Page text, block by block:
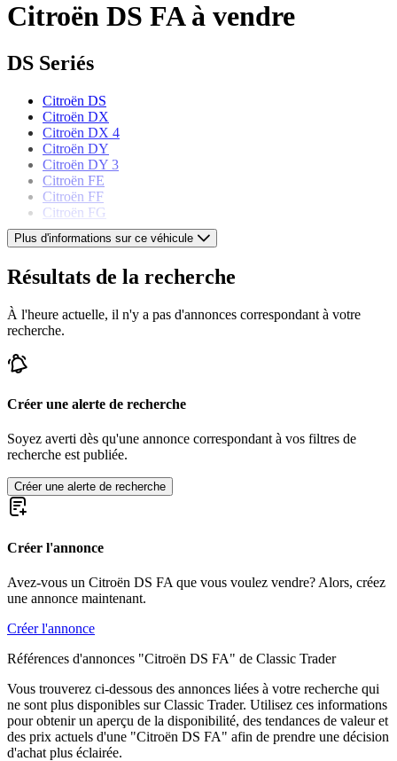
Citroën DS FA à vendre
DS Seriés
Citroën DS
Citroën DX
Citroën DX 4
Citroën DY
Citroën DY 3
Citroën FE
Citroën FF
Citroën FG
Citroën Modèles
Citroën 2 CV
Citroën AX
Citroën BX
Citroën Méhari
Citroën Traction Avant
Citroën Typ C
Citroën Type H
Plus d'informations sur ce véhicule
Résultats de la recherche
À l'heure actuelle, il n'y a pas d'annonces correspondant à votre
recherche.
Créer une alerte de recherche
Soyez averti dès qu'une annonce correspondant à vos filtres de
recherche est publiée.
Créer une alerte de recherche
Créer l'annonce
Avez-vous un Citroën DS FA que vous voulez vendre? Alors, créez
une annonce maintenant.
Créer l'annonce
Références d'annonces "Citroën DS FA" de Classic Trader
Vous trouverez ci-dessous des annonces liées à votre recherche qui
ne sont plus disponibles sur Classic Trader. Utilisez ces informations
pour obtenir un aperçu de la disponibilité, des tendances de valeur et
des prix actuels d'une "Citroën DS FA" afin de prendre une décision
d'achat plus éclairée.